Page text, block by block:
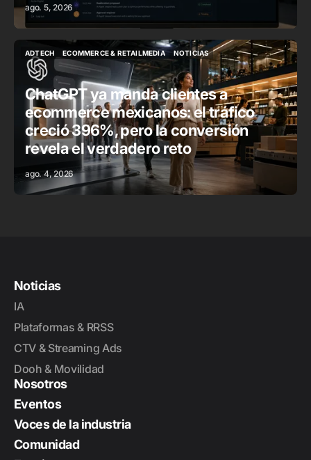
ago. 5, 2026
ADTECH
ADTECH
ECOMMERCE & RETAILMEDIA
ECOMMERCE & RETAILMEDIA
NOTICIAS
NOTICIAS
ChatGPT ya manda clientes a
ecommerce mexicanos: el tráfico
creció 396%, pero la conversión
revela el verdadero reto
ago. 4, 2026
Noticias
IA
Plataformas & RRSS
CTV & Streaming Ads
Dooh & Movilidad
Nosotros
Eventos
Voces de la industria
Comunidad